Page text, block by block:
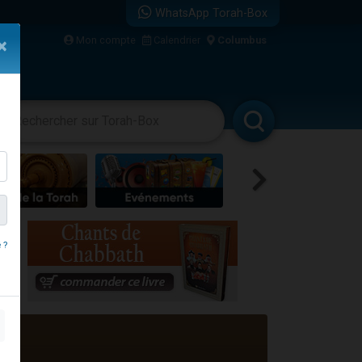
WhatsApp Torah-Box
Mon compte Calendrier Columbus
?